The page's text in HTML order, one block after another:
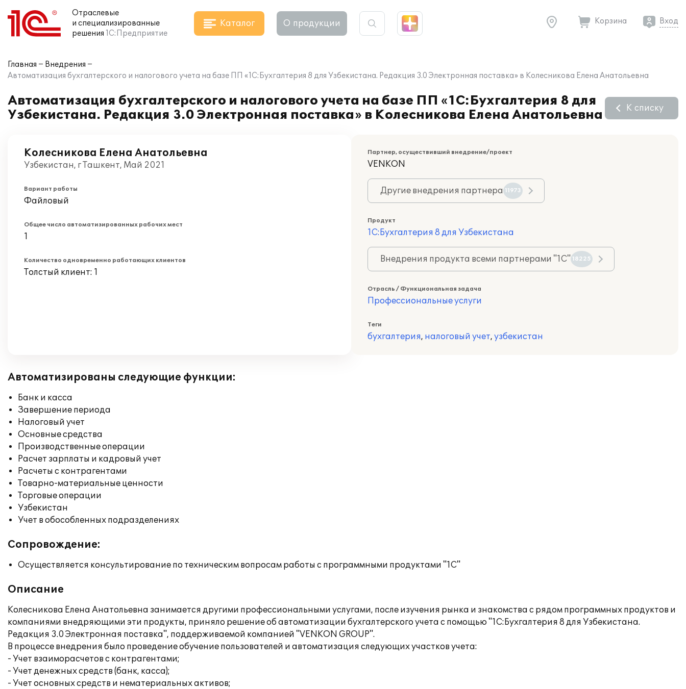
Отраслевые
и специализированные
решения 1С:Предприятие
Каталог О продукции Корзина Вход
Главная
Внедрения
Автоматизация бухгалтерского и налогового учета на базе ПП «1С:Бухгалтерия 8 для Узбекистана. Редакция 3.0 Электронная поставка» в Колесникова Елена Анатольевна
Автоматизация бухгалтерского и налогового учета на базе ПП «1С:Бухгалтерия 8 для
Узбекистана. Редакция 3.0 Электронная поставка» в Колесникова Елена Анатольевна
К списку
Колесникова Елена Анатольевна
Узбекистан, г Ташкент, Май 2021
Вариант работы
Файловый
Общее число автоматизированных рабочих мест
1
Количество одновременно работающих клиентов
Толстый клиент: 1
Партнер, осуществивший внедрение/проект
VENKON
Другие внедрения партнера 11973
Продукт
1С:Бухгалтерия 8 для Узбекистана
Внедрения продукта всеми партнерами "1С" 18225
Отрасль / Функциональная задача
Профессиональные услуги
Теги
бухгалтерия, налоговый учет, узбекистан
Автоматизированы следующие функции:
Банк и касса
Завершение периода
Налоговый учет
Основные средства
Производственные операции
Расчет зарплаты и кадровый учет
Расчеты с контрагентами
Товарно-материальные ценности
Торговые операции
Узбекистан
Учет в обособленных подразделениях
Сопровождение:
Осуществляется консультирование по техническим вопросам работы с программными продуктами "1С"
Описание
Колесникова Елена Анатольевна занимается другими профессиональными услугами, после изучения рынка и знакомства с рядом программных продуктов и
компаниями внедряющими эти продукты, приняло решение об автоматизации бухгалтерского учета с помощью "1С:Бухгалтерия 8 для Узбекистана.
Редакция 3.0 Электронная поставка", поддерживаемой компанией "VENKON GROUP".
В процессе внедрения было проведение обучение пользователей и автоматизация следующих участков учета:
- Учет взаиморасчетов с контрагентами;
- Учет денежных средств (банк, касса);
- Учет основных средств и нематериальных активов;